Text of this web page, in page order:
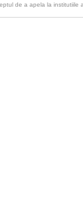
de a apela la institutiile